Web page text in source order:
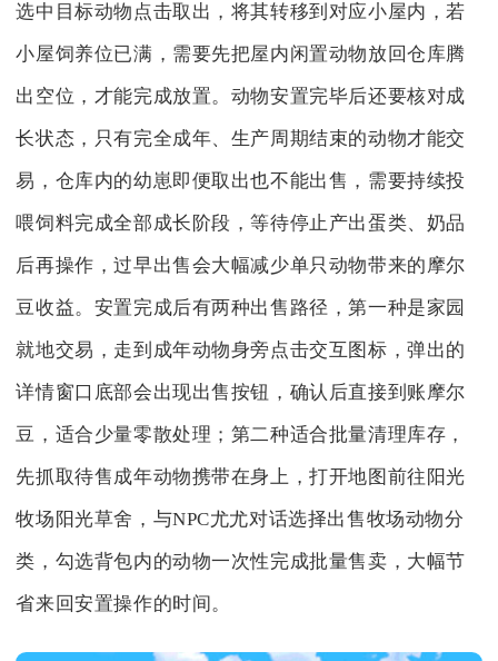
选中目标动物点击取出，将其转移到对应小屋内，若
小屋饲养位已满，需要先把屋内闲置动物放回仓库腾
出空位，才能完成放置。动物安置完毕后还要核对成
长状态，只有完全成年、生产周期结束的动物才能交
易，仓库内的幼崽即便取出也不能出售，需要持续投
喂饲料完成全部成长阶段，等待停止产出蛋类、奶品
后再操作，过早出售会大幅减少单只动物带来的摩尔
豆收益。安置完成后有两种出售路径，第一种是家园
就地交易，走到成年动物身旁点击交互图标，弹出的
详情窗口底部会出现出售按钮，确认后直接到账摩尔
豆，适合少量零散处理；第二种适合批量清理库存，
先抓取待售成年动物携带在身上，打开地图前往阳光
牧场阳光草舍，与NPC尤尤对话选择出售牧场动物分
类，勾选背包内的动物一次性完成批量售卖，大幅节
省来回安置操作的时间。